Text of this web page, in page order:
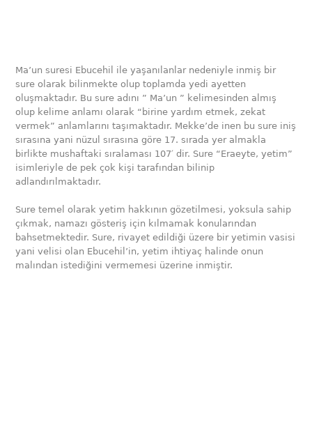
Ma’un suresi Ebucehil ile yaşanılanlar nedeniyle inmiş bir
sure olarak bilinmekte olup toplamda yedi ayetten
oluşmaktadır. Bu sure adını ” Ma’un ” kelimesinden almış
olup kelime anlamı olarak “birine yardım etmek, zekat
vermek” anlamlarını taşımaktadır. Mekke’de inen bu sure iniş
sırasına yani nüzul sırasına göre 17. sırada yer almakla
birlikte mushaftaki sıralaması 107′ dir. Sure “Eraeyte, yetim”
isimleriyle de pek çok kişi tarafından bilinip
adlandırılmaktadır.
Sure temel olarak yetim hakkının gözetilmesi, yoksula sahip
çıkmak, namazı gösteriş için kılmamak konularından
bahsetmektedir. Sure, rivayet edildiği üzere bir yetimin vasisi
yani velisi olan Ebucehil’in, yetim ihtiyaç halinde onun
malından istediğini vermemesi üzerine inmiştir.